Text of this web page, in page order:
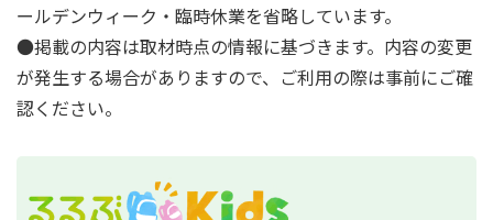
ールデンウィーク・臨時休業を省略しています。
●掲載の内容は取材時点の情報に基づきます。内容の変更
が発生する場合がありますので、ご利用の際は事前にご確
認ください。